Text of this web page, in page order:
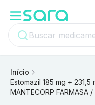
Início
Estomazil 185 mg +
MANTECORP FARMASA